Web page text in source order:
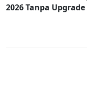
2026 Tanpa